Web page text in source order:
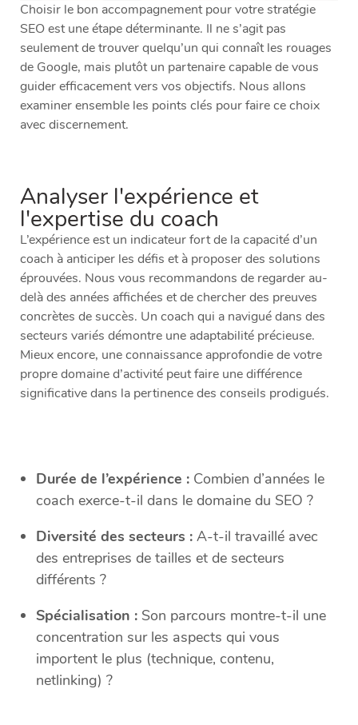
Choisir le bon accompagnement pour votre stratégie
SEO est une étape déterminante. Il ne s’agit pas
seulement de trouver quelqu’un qui connaît les rouages
de Google, mais plutôt un partenaire capable de vous
guider efficacement vers vos objectifs. Nous allons
examiner ensemble les points clés pour faire ce choix
avec discernement.
Analyser l'expérience et
l'expertise du coach
L’expérience est un indicateur fort de la capacité d’un
coach à anticiper les défis et à proposer des solutions
éprouvées. Nous vous recommandons de regarder au-
delà des années affichées et de chercher des preuves
concrètes de succès. Un coach qui a navigué dans des
secteurs variés démontre une adaptabilité précieuse.
Mieux encore, une connaissance approfondie de votre
propre domaine d’activité peut faire une différence
significative dans la pertinence des conseils prodigués.
Durée de l’expérience : Combien d’années le
coach exerce-t-il dans le domaine du SEO ?
Diversité des secteurs : A-t-il travaillé avec
des entreprises de tailles et de secteurs
différents ?
Spécialisation : Son parcours montre-t-il une
concentration sur les aspects qui vous
importent le plus (technique, contenu,
netlinking) ?